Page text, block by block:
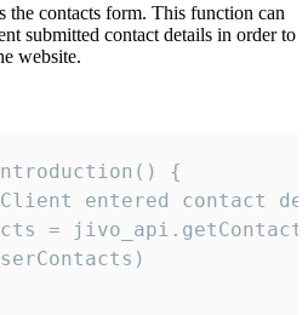
the contacts form. This function can
submitted contact details in order to
website.
{
entered contact
=